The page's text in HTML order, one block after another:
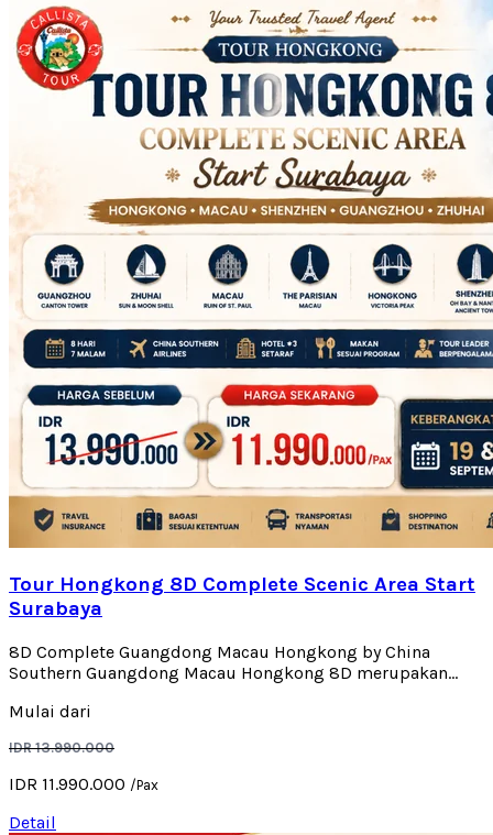
Tour Hongkong 8D Complete Scenic Area Start
Surabaya
8D Complete Guangdong Macau Hongkong by China
Southern Guangdong Macau Hongkong 8D merupakan...
Mulai dari
IDR 13.990.000
IDR 11.990.000 /Pax
Detail